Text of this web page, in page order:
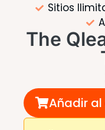
Sitios
The
Añadir